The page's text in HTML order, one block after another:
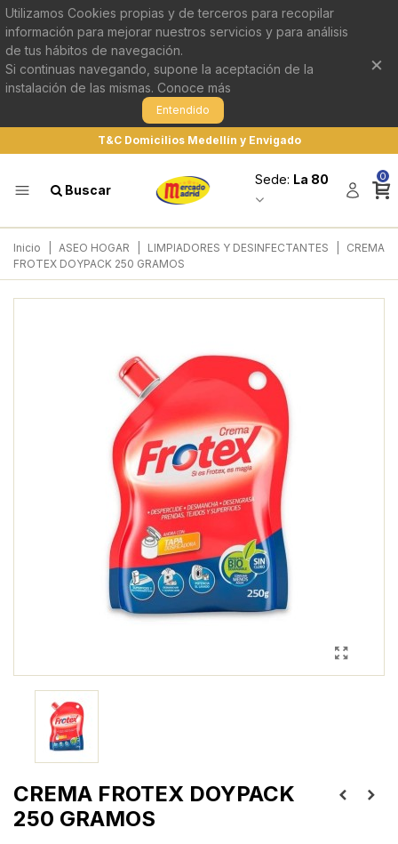
Utilizamos Cookies propias y de terceros para recopilar
información para mejorar nuestros servicios y para análisis
de tus hábitos de navegación.
Si continuas navegando, supone la aceptación de la
instalación de las mismas. Conoce más
Entendido
×
T&C Domicilios Medellín y Envigado
Buscar
Sede: La 80 0
Inicio ASEO HOGAR LIMPIADORES Y DESINFECTANTES
CREMA
FROTEX DOYPACK 250 GRAMOS
CREMA FROTEX DOYPACK
250 GRAMOS